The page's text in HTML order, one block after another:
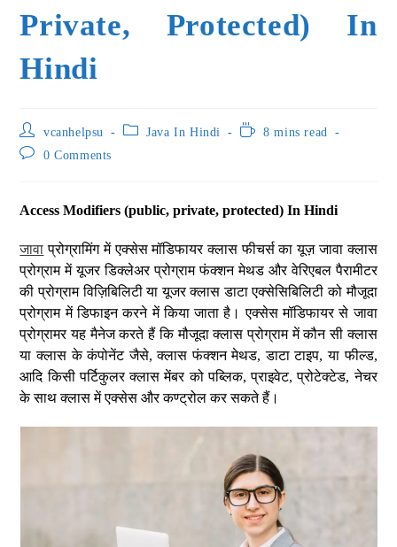
Private, Protected) In
Hindi
vcanhelpsu Java In Hindi
8 mins read
0 Comments
Access Modifiers (public, private, protected) In Hindi
जावा प्रोग्रामिंग में एक्सेस मॉडिफायर क्लास फीचर्स का यूज़ जावा क्लास
प्रोग्राम में यूजर डिक्लेअर प्रोग्राम फंक्शन मेथड और वेरिएबल पैरामीटर
की प्रोग्राम विज़िबिलिटी या यूजर क्लास डाटा एक्सेसिबिलिटी को मौजूदा
प्रोग्राम में डिफाइन करने में किया जाता है। एक्सेस मॉडिफायर से जावा
प्रोग्रामर यह मैनेज करते हैं कि मौजूदा क्लास प्रोग्राम में कौन सी क्लास
या क्लास के कंपोनेंट जैसे, क्लास फंक्शन मेथड, डाटा टाइप, या फील्ड,
आदि किसी पर्टिकुलर क्लास मेंबर को पब्लिक, प्राइवेट, प्रोटेक्टेड, नेचर
के साथ क्लास में एक्सेस और कण्ट्रोल कर सकते हैं।